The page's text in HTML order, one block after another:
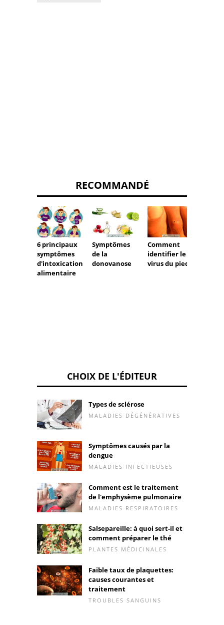
RECOMMANDÉ
6 principaux
symptômes
d'intoxication
alimentaire
Symptômes
de la
donovanose
Comment
identifier le
virus du pied
CHOIX DE L'ÉDITEUR
Types de sclérose
MALADIES DÉGÉNÉRATIVES
Symptômes causés par la
dengue
MALADIES INFECTIEUSES
Comment est le traitement
de l'emphysème pulmonaire
MALADIES RESPIRATOIRES
Salsepareille: à quoi sert-il et
comment préparer le thé
PLANTES MÉDICINALES
Faible taux de plaquettes:
causes courantes et
traitement
TROUBLES SANGUINS